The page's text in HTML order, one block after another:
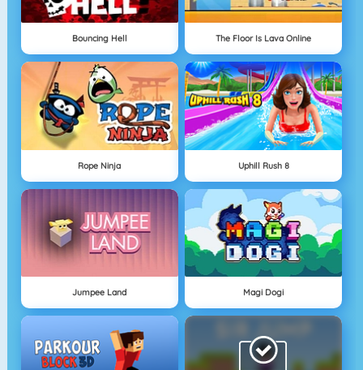
Bouncing Hell The Floor Is Lava Online
Rope Ninja Uphill Rush 8
Jumpee Land Magi Dogi